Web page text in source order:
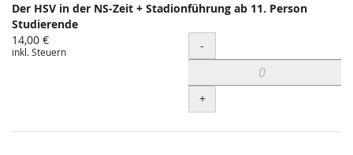
Der HSV in der NS-Zeit + Stadionführung ab 11. Person
Studierende
14,00 €
inkl. Steuern Menge
-
+